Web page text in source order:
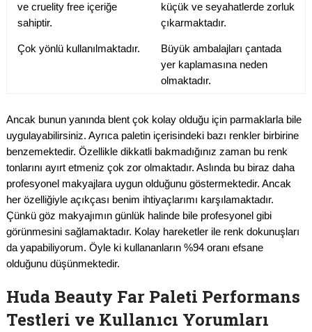
ve cruelity free içeriğe
sahiptir.
küçük ve seyahatlerde zorluk
çıkarmaktadır.
Çok yönlü kullanılmaktadır.
Büyük ambalajları çantada
yer kaplamasına neden
olmaktadır.
Ancak bunun yanında blent çok kolay olduğu için parmaklarla bile
uygulayabilirsiniz. Ayrıca paletin içerisindeki bazı renkler birbirine
benzemektedir. Özellikle dikkatli bakmadığınız zaman bu renk
tonlarını ayırt etmeniz çok zor olmaktadır. Aslında bu biraz daha
profesyonel makyajlara uygun olduğunu göstermektedir. Ancak
her özelliğiyle açıkçası benim ihtiyaçlarımı karşılamaktadır.
Çünkü göz makyajımın günlük halinde bile profesyonel gibi
görünmesini sağlamaktadır. Kolay hareketler ile renk dokunuşları
da yapabiliyorum. Öyle ki kullananların %94 oranı efsane
olduğunu düşünmektedir.
Huda Beauty Far Paleti Performans
Testleri ve Kullanıcı Yorumları